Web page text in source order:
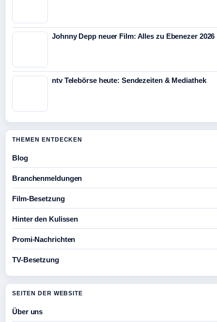
Johnny Depp neuer Film: Alles zu Ebenezer 2026
ntv Telebörse heute: Sendezeiten & Mediathek
THEMEN ENTDECKEN
Blog
Branchenmeldungen
Film-Besetzung
Hinter den Kulissen
Promi-Nachrichten
TV-Besetzung
SEITEN DER WEBSITE
Über uns